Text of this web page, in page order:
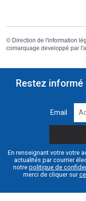
© Direction de l'information
comarquage developpé par l'
Restez
Email
En renseignant votre votre
actualités par courrier
notre politique de
merci de cliquer sur